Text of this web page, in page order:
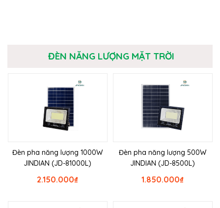
ĐÈN NĂNG LƯỢNG MẶT TRỜI
Đèn pha năng lượng 1000W
JINDIAN (JD-81000L)
₫
2.150.000
Đèn pha năng lượng 500W
JINDIAN (JD-8500L)
₫
1.850.000